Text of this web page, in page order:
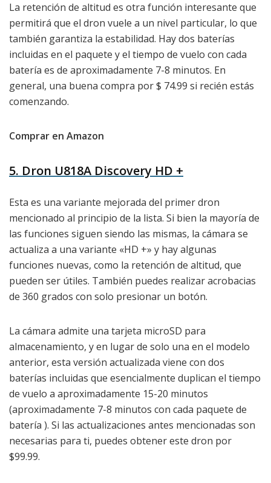
La retención de altitud es otra función interesante que
permitirá que el dron vuele a un nivel particular, lo que
también garantiza la estabilidad. Hay dos baterías
incluidas en el paquete y el tiempo de vuelo con cada
batería es de aproximadamente 7-8 minutos. En
general, una buena compra por $ 74.99 si recién estás
comenzando.
Comprar en Amazon
5. Dron U818A Discovery HD +
Esta es una variante mejorada del primer dron
mencionado al principio de la lista. Si bien la mayoría de
las funciones siguen siendo las mismas, la cámara se
actualiza a una variante «HD +» y hay algunas
funciones nuevas, como la retención de altitud, que
pueden ser útiles. También puedes realizar acrobacias
de 360 ​​grados con solo presionar un botón.
La cámara admite una tarjeta microSD para
almacenamiento, y en lugar de solo una en el modelo
anterior, esta versión actualizada viene con dos
baterías incluidas que esencialmente duplican el tiempo
de vuelo a aproximadamente 15-20 minutos
(aproximadamente 7-8 minutos con cada paquete de
batería ). Si las actualizaciones antes mencionadas son
necesarias para ti, puedes obtener este dron por
$99.99.